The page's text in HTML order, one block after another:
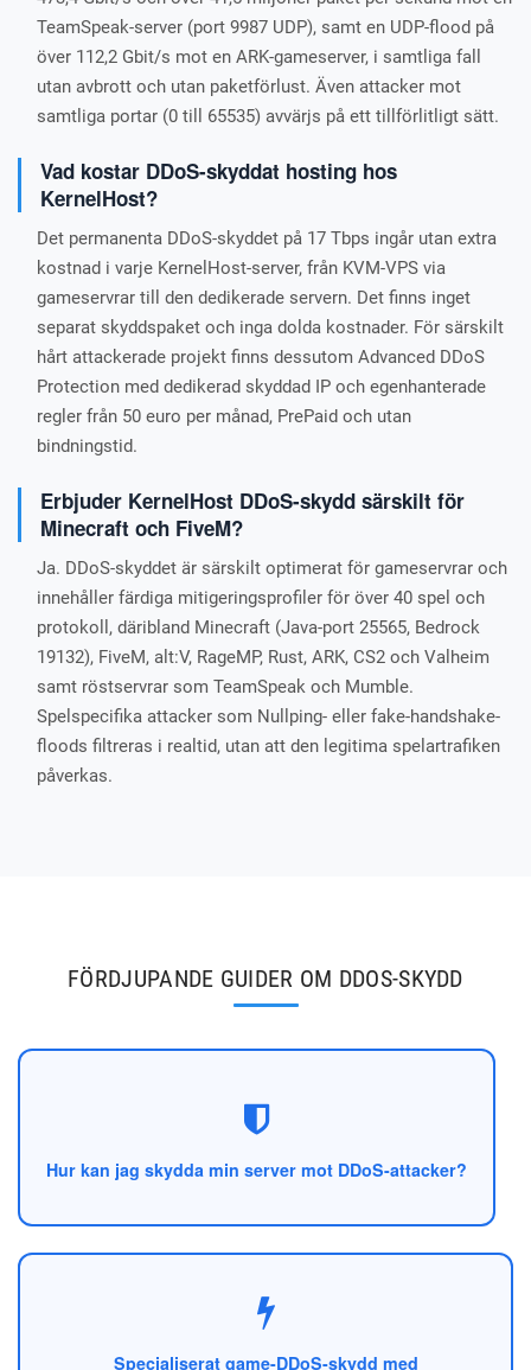
TeamSpeak-server (port 9987 UDP), samt en UDP-flood på
över 112,2 Gbit/s mot en ARK-gameserver, i samtliga fall
utan avbrott och utan paketförlust. Även attacker mot
samtliga portar (0 till 65535) avvärjs på ett tillförlitligt sätt.
Vad kostar DDoS-skyddat hosting hos
KernelHost?
Det permanenta DDoS-skyddet på 17 Tbps ingår utan extra
kostnad i varje KernelHost-server, från KVM-VPS via
gameservrar till den dedikerade servern. Det finns inget
separat skyddspaket och inga dolda kostnader. För särskilt
hårt attackerade projekt finns dessutom Advanced DDoS
Protection med dedikerad skyddad IP och egenhanterade
regler från 50 euro per månad, PrePaid och utan
bindningstid.
Erbjuder KernelHost DDoS-skydd särskilt för
Minecraft och FiveM?
Ja. DDoS-skyddet är särskilt optimerat för gameservrar och
innehåller färdiga mitigeringsprofiler för över 40 spel och
protokoll, däribland Minecraft (Java-port 25565, Bedrock
19132), FiveM, alt:V, RageMP, Rust, ARK, CS2 och Valheim
samt röstservrar som TeamSpeak och Mumble.
Spelspecifika attacker som Nullping- eller fake-handshake-
floods filtreras i realtid, utan att den legitima spelartrafiken
påverkas.
FÖRDJUPANDE GUIDER OM DDOS-SKYDD
Hur kan jag skydda min server mot DDoS-attacker?
Specialiserat game-DDoS-skydd med